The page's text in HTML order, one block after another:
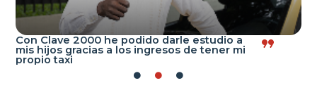
Con Clave 2000 he podido darle estudio a
mis hijos gracias a los ingresos de tener mi
propio taxi